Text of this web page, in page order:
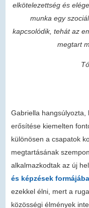
elkötelezettség és
munka egy
kapcsolódik, tehát az
megtart
Gabriella
erősítése kiemelten
különösen a csapatok
megtartásának
alkalmazkodtak az új
és képzések
ezekkel élni, mert a
közösségi élmények